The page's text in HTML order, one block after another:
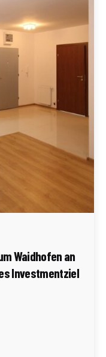
an der Ybbs
Waidhofen an
Investmentziel